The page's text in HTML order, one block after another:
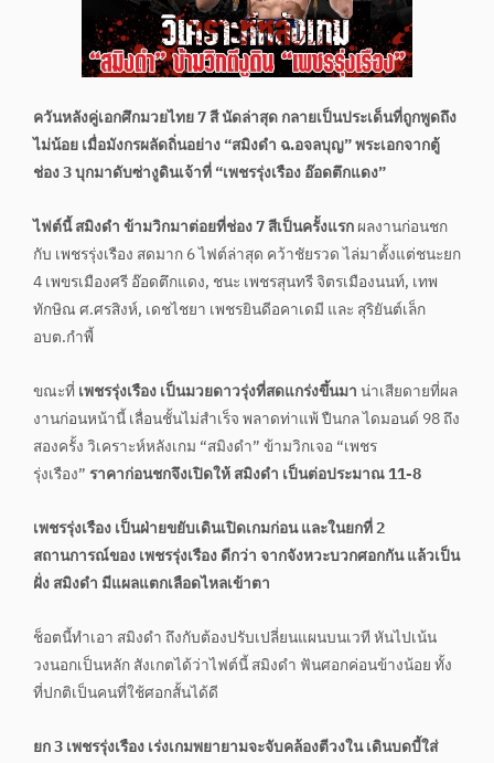
ควันหลังคู่เอกศึกมวยไทย 7 สี นัดล่าสุดกลายเป็นประเด็นที่ถูกพูดถึง
ไม่น้อย เมื่อมังกรผลัดถิ่นอย่าง “สมิงดำ ฉ.อจลบุญ” พระเอกจากตู้
ช่อง 3 บุกมาดับซ่างูดินเจ้าที่ “เพชรรุ่งเรือง อ๊อดตึกแดง”
ไฟต์นี้ สมิงดำ ข้ามวิกมาต่อยที่ช่อง 7 สีเป็นครั้งแรกผลงานก่อนชก
กับ เพชรรุ่งเรือง สดมาก 6 ไฟต์ล่าสุด คว้าชัยรวด ไล่มาตั้งแต่ชนะยก
4 เพขรเมืองศรี อ๊อดตึกแดง, ชนะ เพชรสุนทรี จิตรเมืองนนท์, เทพ
ทักษิณ ศ.ศรสิงห์, เดชไชยา เพชรยินดีอคาเดมี และ สุริยันต์เล็ก
อบต.กำพี้
ขณะที่ เพชรรุ่งเรือง เป็นมวยดาวรุ่งที่สดแกร่งขึ้นมาน่าเสียดายที่ผล
งานก่อนหน้านี้ เลื่อนชั้นไม่สำเร็จ พลาดท่าแพ้ ปืนกล ไดมอนด์ 98 ถึง
สองครั้ง วิเคราะห์หลังเกม “สมิงดำ” ข้ามวิกเจอ “เพชร
รุ่งเรือง”ราคาก่อนชกจึงเปิดให้ สมิงดำ เป็นต่อประมาณ 11-8
เพชรรุ่งเรือง เป็นฝ่ายขยับเดินเปิดเกมก่อน และในยกที่ 2
สถานการณ์ของ เพชรรุ่งเรือง ดีกว่า จากจังหวะบวกศอกกัน แล้วเป็น
ฝั่ง สมิงดำ มีแผลแตกเลือดไหลเข้าตา
ช็อตนี้ทำเอา สมิงดำ ถึงกับต้องปรับเปลี่ยนแผนบนเวที หันไปเน้น
วงนอกเป็นหลัก สังเกตได้ว่าไฟต์นี้ สมิงดำ ฟันศอกค่อนข้างน้อย ทั้ง
ที่ปกติเป็นคนที่ใช้ศอกสั้นได้ดี
ยก 3 เพชรรุ่งเรือง เร่งเกมพยายามจะจับคล้องตีวงใน เดินบดบี้ใส่